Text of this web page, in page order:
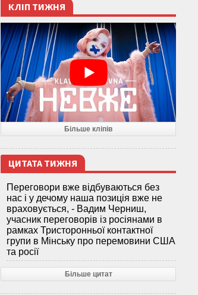
КЛІП ТИЖНЯ
Більше кліпів
ЦИТАТА ТИЖНЯ
Переговори вже відбуваються без
нас і у дечому наша позиція вже не
враховується, - Вадим Черниш,
учасник переговорів із росіянами в
рамках Тристоронньої контактної
групи в Мінську про перемовини США
та росії
Більше цитат